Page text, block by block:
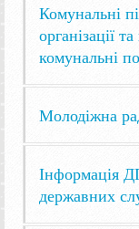
Комунальні
організації
комунальні
Молодіжна
Інформація
державних